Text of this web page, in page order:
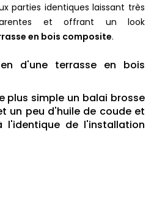
parties identiques laissant très
et offrant un look
en bois composite.
d'une terrasse en bois
plus simple un balai brosse
un peu d'huile de coude et
l'identique de l'installation